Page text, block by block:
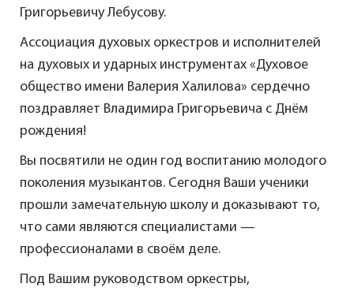
Григорьевичу Лебусову.
Ассоциация духовых оркестров и исполнителей
на духовых и ударных инструментах «Духовое
общество имени Валерия Халилова» сердечно
поздравляет Владимира Григорьевича с Днём
рождения!
Вы посвятили не один год воспитанию молодого
поколения музыкантов. Сегодня Ваши ученики
прошли замечательную школу и доказывают то,
что сами являются специалистами —
профессионалами в своём деле.
Под Вашим руководством оркестры,